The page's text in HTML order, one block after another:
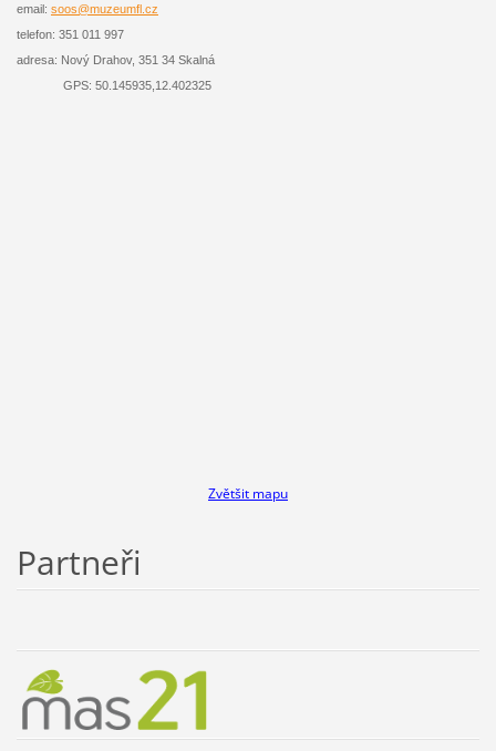
email: soos@muzeumfl.cz
telefon: 351 011 997
adresa: Nový Drahov, 351 34 Skalná
GPS: 50.145935,12.402325
Zvětšit mapu
Partneři